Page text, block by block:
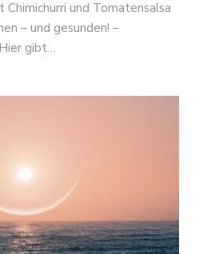
Chimichurri und Tomatensalsa
– und gesunden! –
gibt…